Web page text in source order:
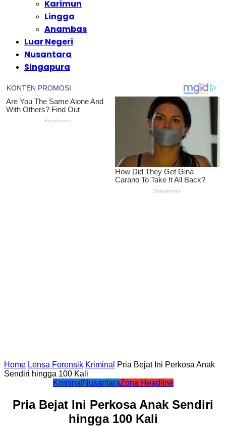
Karimun
Lingga
Anambas
Luar Negeri
Nusantara
Singapura
Home Lensa Forensik Kriminal
Pria Bejat Ini Perkosa Anak
Sendiri hingga 100 Kali
Kriminal NusantaraZona Headline
Pria Bejat Ini Perkosa Anak Sendiri
hingga 100 Kali